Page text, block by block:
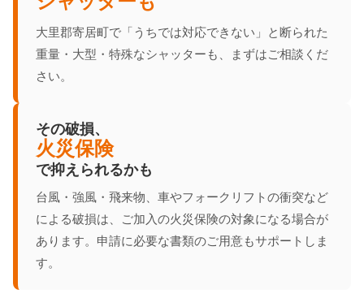
大里郡寄居町で「うちでは対応できない」と断られた
重量・大型・特殊なシャッターも、まずはご相談くだ
さい。
その破損、
火災保険
で抑えられるかも
台風・強風・飛来物、車やフォークリフトの衝突など
による破損は、ご加入の火災保険の対象になる場合が
あります。申請に必要な書類のご用意もサポートしま
す。